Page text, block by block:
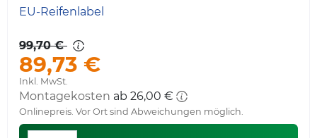
EU-Reifenlabel
99,70 €
89,73 €
Inkl. MwSt.
Montagekosten ab 26,00 €
Onlinepreis. Vor Ort sind Abweichungen möglich.